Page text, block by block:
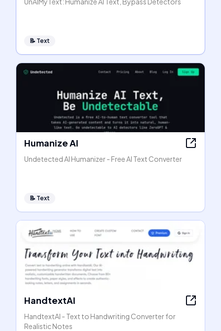
📝 Text
Humanize AI
Undetected AI Humanizer - Free AI Text Converter
📝 Text
HandtextAI
HandtextAI - Text to Handwriting Converter for
Realistic Notes